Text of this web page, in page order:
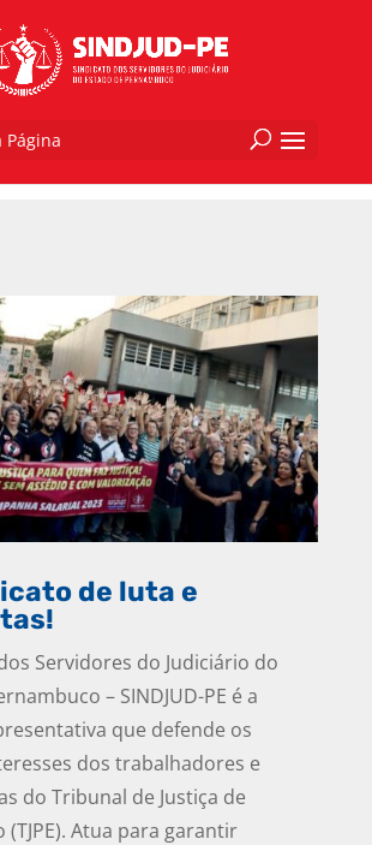
Página
de luta e
Servidores do Judiciário do
– SINDJUD-PE é a
que defende os
dos trabalhadores e
do Tribunal de Justiça de
Atua para garantir